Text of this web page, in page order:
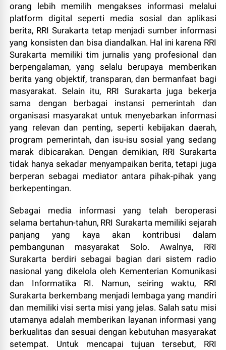
orang lebih memilih mengakses informasi melalui
platform digital seperti media sosial dan aplikasi
berita, RRI Surakarta tetap menjadi sumber informasi
yang konsisten dan bisa diandalkan. Hal ini karena RRI
Surakarta memiliki tim jurnalis yang profesional dan
berpengalaman, yang selalu berupaya memberikan
berita yang objektif, transparan, dan bermanfaat bagi
masyarakat. Selain itu, RRI Surakarta juga bekerja
sama dengan berbagai instansi pemerintah dan
organisasi masyarakat untuk menyebarkan informasi
yang relevan dan penting, seperti kebijakan daerah,
program pemerintah, dan isu-isu sosial yang sedang
marak dibicarakan. Dengan demikian, RRI Surakarta
tidak hanya sekadar menyampaikan berita, tetapi juga
berperan sebagai mediator antara pihak-pihak yang
berkepentingan.
Sebagai media informasi yang telah beroperasi
selama bertahun-tahun, RRI Surakarta memiliki sejarah
panjang yang kaya akan kontribusi dalam
pembangunan masyarakat Solo. Awalnya, RRI
Surakarta berdiri sebagai bagian dari sistem radio
nasional yang dikelola oleh Kementerian Komunikasi
dan Informatika RI. Namun, seiring waktu, RRI
Surakarta berkembang menjadi lembaga yang mandiri
dan memiliki visi serta misi yang jelas. Salah satu misi
utamanya adalah memberikan layanan informasi yang
berkualitas dan sesuai dengan kebutuhan masyarakat
setempat. Untuk mencapai tujuan tersebut, RRI